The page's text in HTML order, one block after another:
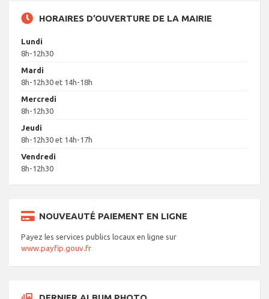
HORAIRES D’OUVERTURE DE LA MAIRIE
Lundi
8h-12h30
Mardi
8h-12h30 et 14h-18h
Mercredi
8h-12h30
Jeudi
8h-12h30 et 14h-17h
Vendredi
8h-12h30
NOUVEAUTÉ PAIEMENT EN LIGNE
Payez les services publics locaux en ligne sur
www.payfip.gouv.fr